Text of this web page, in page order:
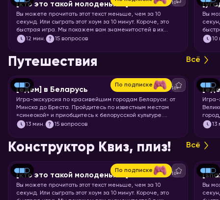
[кто это такой молоденький] #5 16+
Вы можете прочитать этот текст меньше, чем за 10
секунд. Или сыграть этот хоум за 10 минут. Короче, это
быстрая игра. Мы покажем вам знаменитостей в их
раннем возрасте, а ваша задача – узнать их.
12 мин. 15 вопросов
Вы
10
Путешествия Всё
По подписке
[едем] в Беларусь 16+
Игра-экскурсия по красивейшим городам Беларуси: от
Минска до Бреста. Пройдитесь по известным местам
«синеокой» и приобщитесь к белорусской культуре.
Скорее запускайте хоум!
13 мин. 15 вопросов
Игра-
13
Конструктор Квиз, плиз! Всё
По подписке
[кто это такой молоденький] #5 16+
Вы можете прочитать этот текст меньше, чем за 10
секунд. Или сыграть этот хоум за 10 минут. Короче, это
Вы